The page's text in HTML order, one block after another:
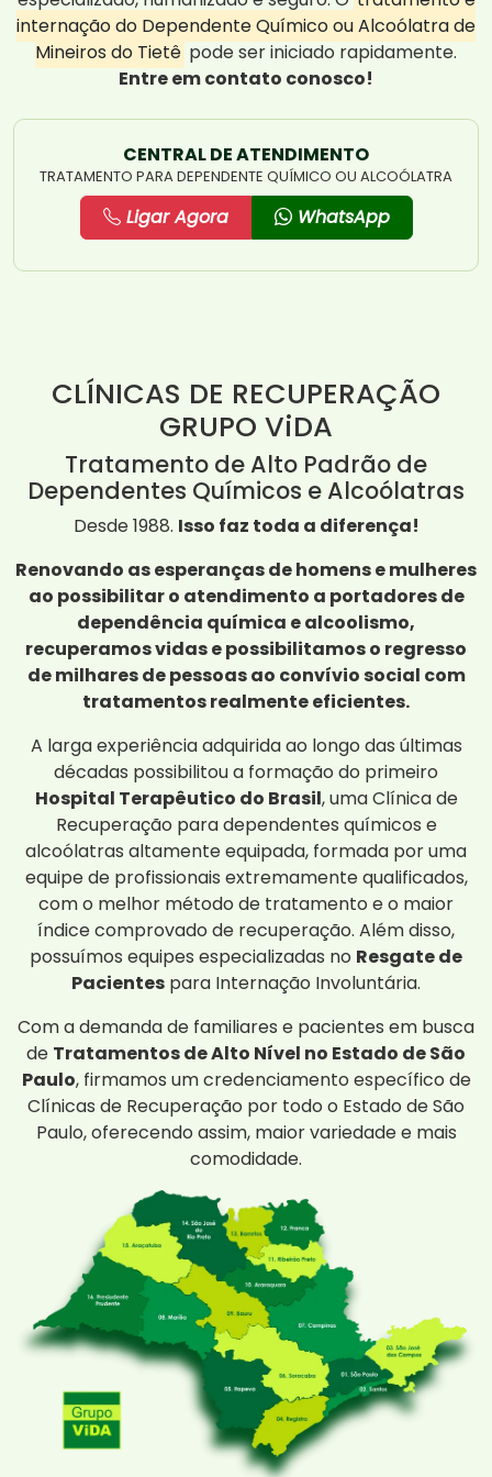
internação do Dependente Químico ou Alcoólatra de
Mineiros do Tietê pode ser iniciado rapidamente.
Entre em contato conosco!
CENTRAL DE ATENDIMENTO
TRATAMENTO PARA DEPENDENTE QUÍMICO OU ALCOÓLATRA
Ligar Agora WhatsApp
CLÍNICAS DE RECUPERAÇÃO
GRUPO ViDA
Tratamento de Alto Padrão de
Dependentes Químicos e Alcoólatras
Desde 1988. Isso faz toda a diferença!
Renovando as esperanças de homens e mulheres
ao possibilitar o atendimento a portadores de
dependência química e alcoolismo,
recuperamos vidas e possibilitamos o regresso
de milhares de pessoas ao convívio social com
tratamentos realmente eficientes.
A larga experiência adquirida ao longo das últimas
décadas possibilitou a formação do primeiro
Hospital Terapêutico do Brasil, uma Clínica de
Recuperação para dependentes químicos e
alcoólatras altamente equipada, formada por uma
equipe de profissionais extremamente qualificados,
com o melhor método de tratamento e o maior
índice comprovado de recuperação. Além disso,
possuímos equipes especializadas no Resgate de
Pacientes para Internação Involuntária.
Com a demanda de familiares e pacientes em busca
de Tratamentos de Alto Nível no Estado de São
Paulo, firmamos um credenciamento específico de
Clínicas de Recuperação por todo o Estado de São
Paulo, oferecendo assim, maior variedade e mais
comodidade.